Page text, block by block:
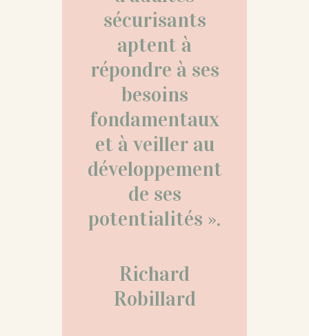
sécurisants
aptent à
répondre à ses
besoins
fondamentaux
et à veiller au
développement
de ses
potentialités ».
Richard
Robillard